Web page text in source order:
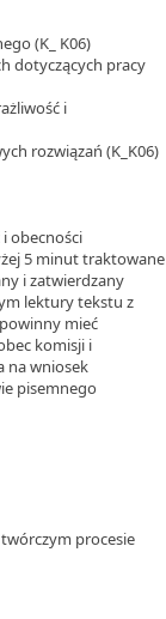
(K_ K06)
dotyczących pracy
i
rozwiązań (K_K06)
obecności
5 minut traktowane
i zatwierdzany
lektury tekstu z
mieć
komisji i
na wniosek
pisemnego
twórczym procesie